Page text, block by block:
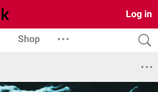
Log in
Shop